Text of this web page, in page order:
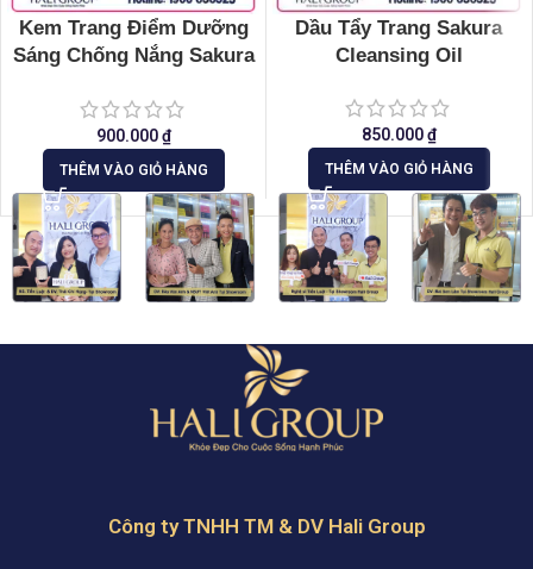
Kem Trang Điểm Dưỡng
Sáng Chống Nắng Sakura
Control Base
900.000₫
THÊM VÀO GIỎ HÀNG
Dầu Tẩy Trang Sakura
Cleansing Oil
850.000₫
THÊM VÀO GIỎ HÀNG
Công ty TNHH TM & DV Hali Group